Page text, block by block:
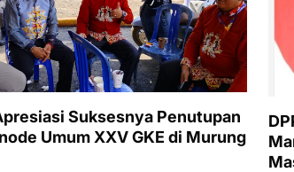
Suksesnya Penutupan
Umum XXV GKE di Murung